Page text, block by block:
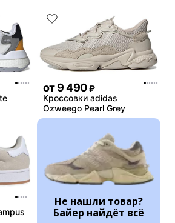
от9 490 ₽
Кроссовки adidas
Ozweego Pearl Grey
Не нашли товар?
Байер найдёт всё